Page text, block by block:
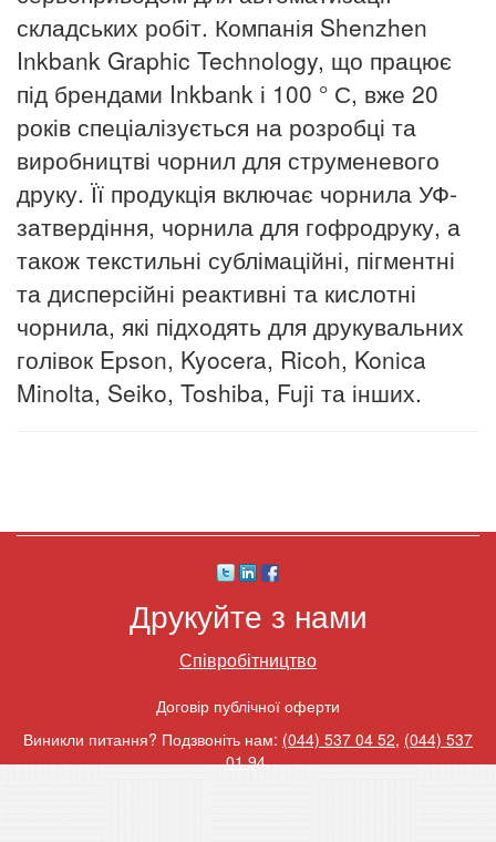
складських робіт. Компанія Shenzhen
Inkbank Graphic Technology, що працює
під брендами Inkbank і 100 ° С, вже 20
років спеціалізується на розробці та
виробництві чорнил для струменевого
друку. Її продукція включає чорнила УФ-
затвердіння, чорнила для гофродруку, а
також текстильні сублімаційні, пігментні
та дисперсійні реактивні та кислотні
чорнила, які підходять для друкувальних
голівок Epson, Kyocera, Ricoh, Konica
Minolta, Seiko, Toshiba, Fuji та інших.
Друкуйте з нами
Співробітництво
Договір публічної оферти
Виникли питання? Подзвоніть нам: (044) 537 04 52, (044) 537
01 94.